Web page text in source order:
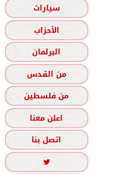
سيارات
الأحزاب
البرلمان
من القدس
من فلسطين
اعلن معنا
اتصل بنا
